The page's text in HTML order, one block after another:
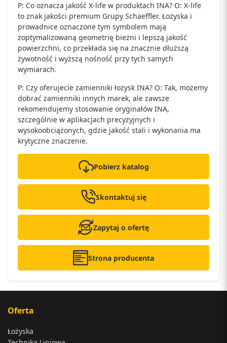
P: Co oznacza jakość X-life w produktach INA? O: X-life
to znak jakości premium Grupy Schaeffler. Łożyska i
prowadnice oznaczone tym symbolem mają
zoptymalizowaną geometrię bieżni i lepszą jakość
powierzchni, co przekłada się na znacznie dłuższą
żywotność i wyższą nośność przy tych samych
wymiarach.
P: Czy oferujecie zamienniki łożysk INA? O: Tak, możemy
dobrać zamienniki innych marek, ale zawsze
rekomendujemy stosowanie oryginałów INA,
szczególnie w aplikacjach precyzyjnych i
wysokoobciążonych, gdzie jakość stali i wykonania ma
krytyczne znaczenie.
Pobierz katalog
Skontaktuj się
Zapytaj o ofertę
Strona producenta
Oferta
Łożyska